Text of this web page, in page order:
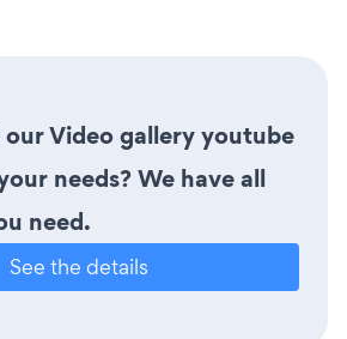
Video gallery youtube
needs? We have all
need.
See the details